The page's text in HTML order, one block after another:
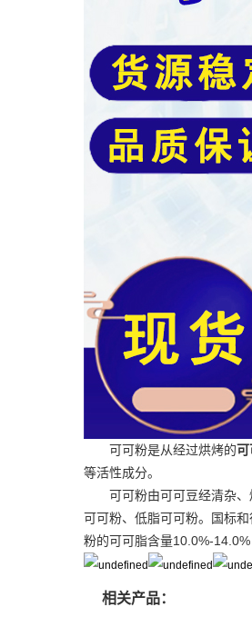
可可粉是从经过烘烤的可
等活性成分。
可可粉由可可豆经清杂
可可粉、低脂可可粉。国标
粉的可可脂含量10.0%-
相关产品：